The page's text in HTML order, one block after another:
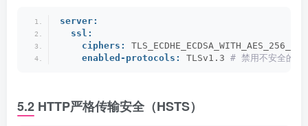
server:
ssl:
ciphers:
enabled-protocols:
TLSv1.3 # 禁用不安全的
5.2 HTTP严格传输安全（HSTS）